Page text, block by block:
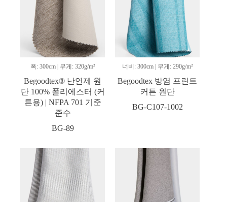
폭: 300cm | 무게: 320g/m²
Begoodtex® 난연제 원
단 100% 폴리에스터 (커
튼용) | NFPA 701 기준
준수
BG-89
너비: 300cm | 무게: 290g/m²
Begoodtex 방염 프린트
커튼 원단
BG-C107-1002